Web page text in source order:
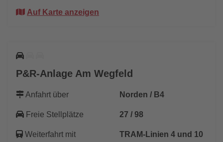
Auf Karte anzeigen
P&R-Anlage Am Wegfeld
Anfahrt über Norden / B4
Freie Stellplätze 27 / 98
Weiterfahrt mit TRAM-Linien 4 und 10